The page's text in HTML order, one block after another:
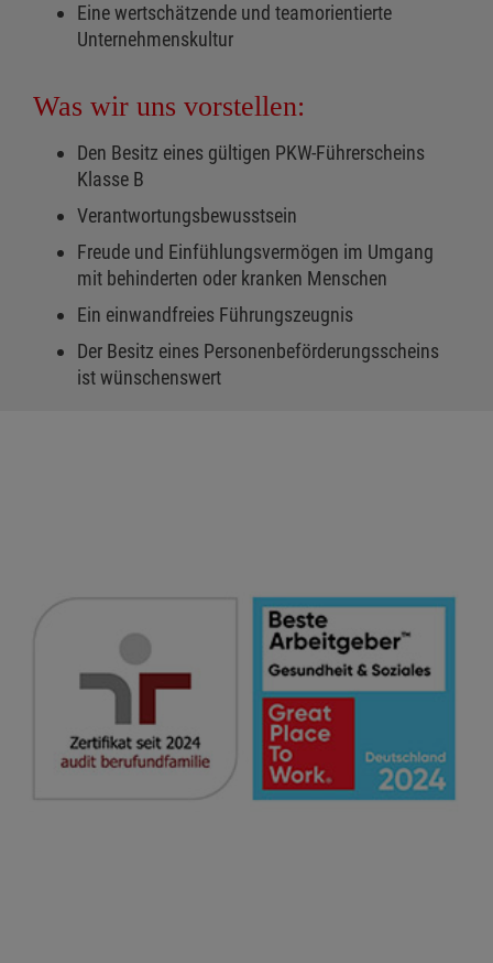
Eine wertschätzende und teamorientierte
Unternehmenskultur
Was wir uns vorstellen:
Den Besitz eines gültigen PKW-Führerscheins
Klasse B
Verantwortungsbewusstsein
Freude und Einfühlungsvermögen im Umgang
mit behinderten oder kranken Menschen
Ein einwandfreies Führungszeugnis
Der Besitz eines Personenbeförderungsscheins
ist wünschenswert